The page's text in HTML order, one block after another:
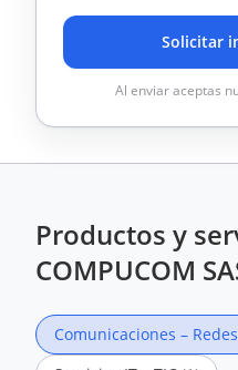
Solicitar
Al enviar aceptas
Productos y
COMPUCOM
Comunicaciones – Redes